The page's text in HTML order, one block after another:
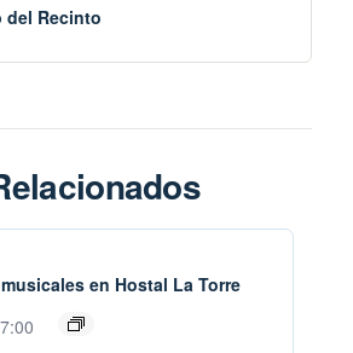
del Recinto
en Hostal La Torre